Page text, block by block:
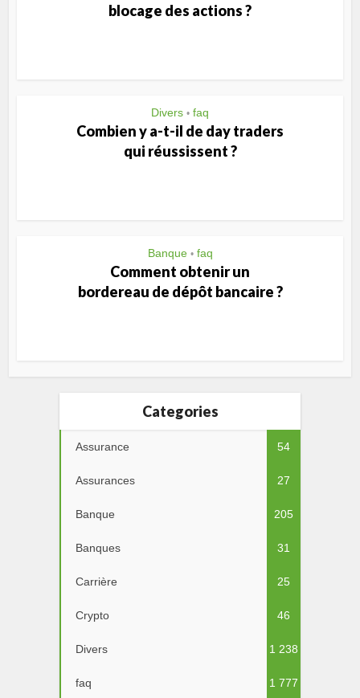
blocage des actions ?
Divers • faq
Combien y a-t-il de day traders
qui réussissent ?
Banque • faq
Comment obtenir un
bordereau de dépôt bancaire ?
Categories
Assurance 54
Assurances 27
Banque 205
Banques 31
Carrière 25
Crypto 46
Divers 1 238
faq 1 777